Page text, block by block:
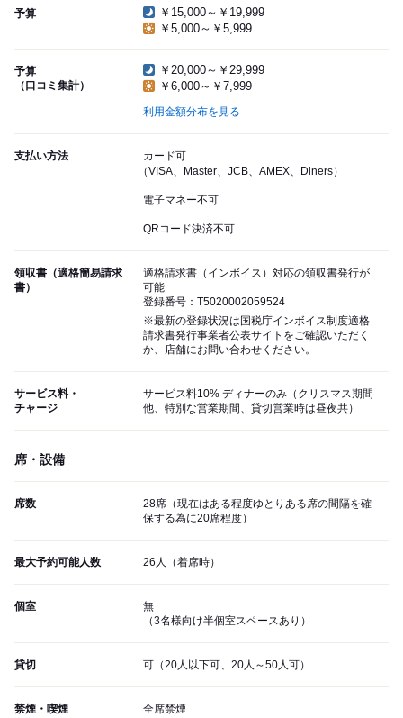
予算
￥15,000～￥19,999
￥5,000～￥5,999
予算
（口コミ集計）
￥20,000～￥29,999
￥6,000～￥7,999
利用金額分布を見る
支払い方法
カード可
（VISA、Master、JCB、AMEX、Diners）
電子マネー不可
QRコード決済不可
領収書（適格簡易請求
書）
適格請求書（インボイス）対応の領収書発行が
可能
登録番号：T5020002059524
※最新の登録状況は国税庁インボイス制度適格
請求書発行事業者公表サイトをご確認いただく
か、店舗にお問い合わせください。
サービス料・
チャージ
サービス料10% ディナーのみ（クリスマス期間
他、特別な営業期間、貸切営業時は昼夜共）
席・設備
席数
28席（現在はある程度ゆとりある席の間隔を確
保する為に20席程度）
最大予約可能人数 26人（着席時）
個室
無
（3名様向け半個室スペースあり）
貸切 可（20人以下可、20人～50人可）
禁煙・喫煙 全席禁煙